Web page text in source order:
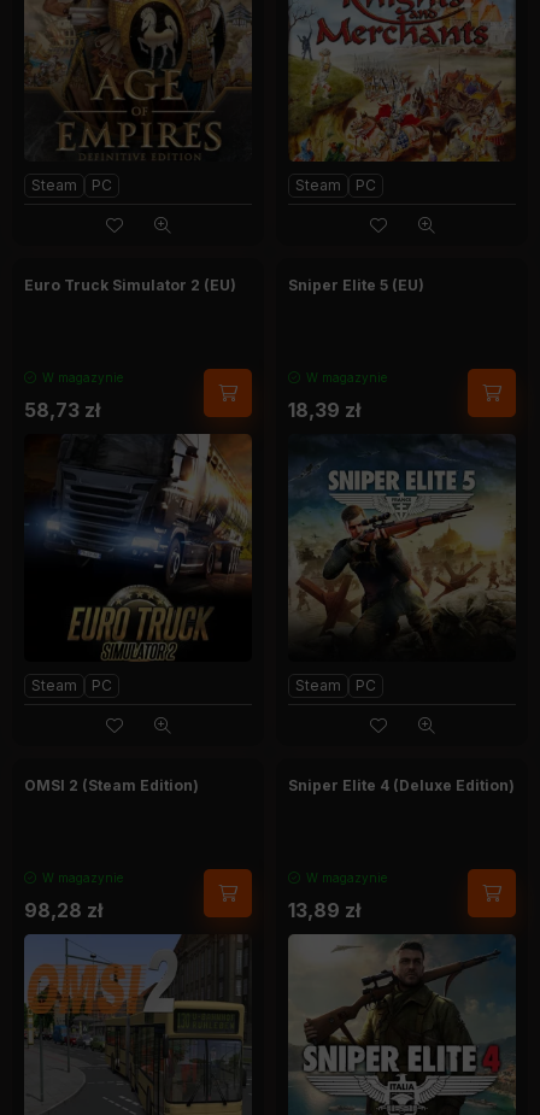
Steam PC Steam PC
Euro Truck Simulator 2 (EU)
W magazynie
58,73 zł
Steam PC
Sniper Elite 5 (EU)
W magazynie
18,39 zł
Steam PC
OMSI 2 (Steam Edition)
W magazynie
98,28 zł
Sniper Elite 4 (Deluxe Edition)
W magazynie
13,89 zł